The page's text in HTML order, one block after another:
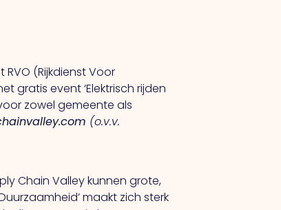
(Rijkdienst Voor
gratis event ‘Elektrisch rijden
zowel gemeente als
(o.v.v.
Chain Valley kunnen grote,
maakt zich sterk